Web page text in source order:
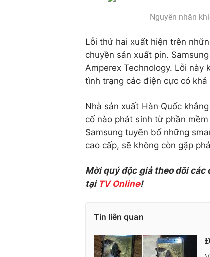
Nguyên nhân
Lỗi thứ hai xuất hiện trên
chuyền sản xuất pin.
Amperex Technology. Lỗi
tình trạng các điện cực có
Nhà sản xuất Hàn Quốc
cố nào phát sinh từ phần
Samsung tuyên bố những
cao cấp, sẽ không còn gặp
Mời quý độc giả theo dõi
tại TV Online!
Tin liên quan